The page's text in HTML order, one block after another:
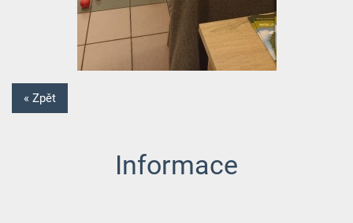
« Zpět
Informace